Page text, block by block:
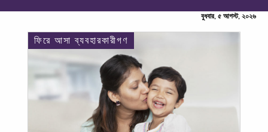
বুধবার, ৫ আগস্ট, ২০২৬
ফিরে আসা ব্যবহারকারীগণ